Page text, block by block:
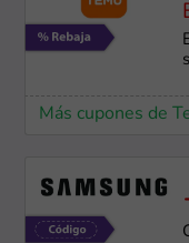
Más cupones de